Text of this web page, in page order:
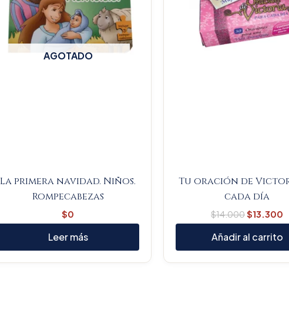
AGOTADO
La primera navidad. Niños.
Rompecabezas
$0
Leer más
Tu oración de
cada día
$14.000$13.300
Añadir al carrito